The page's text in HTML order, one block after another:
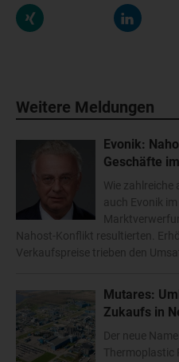
Weitere Meldungen
Evonik:
Geschäfte
Wie
auch Evonik
Nahost-Konflikt resultierten.
Verkaufspreise trieben den
Mutares:
Zukaufs in
Der neue
Thermoplastic